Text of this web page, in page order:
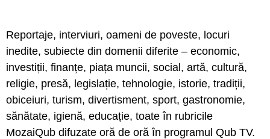
Reportaje, interviuri, oameni de poveste, locuri
inedite, subiecte din domenii diferite – economic,
investiții, finanțe, piața muncii, social, artă, cultură,
religie, presă, legislație, tehnologie, istorie, tradiții,
obiceiuri, turism, divertisment, sport, gastronomie,
sănătate, igienă, educație, toate în rubricile
MozaiQub difuzate oră de oră în programul Qub TV.